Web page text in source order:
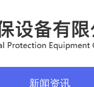
新闻资讯